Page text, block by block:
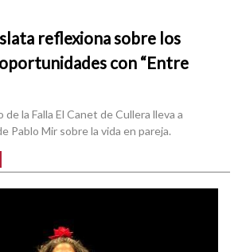
reflexiona sobre los
con “Entre
la Falla El Canet de Cullera lleva a
Pablo Mir sobre la vida en pareja.